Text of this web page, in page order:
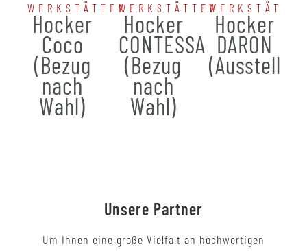
WERKSTÄTTEN
Hocker
Coco
(Bezug
nach
Wahl)
WERKSTÄTTEN
Hocker
CONTESSA
(Bezug
nach
Wahl)
Hocker
DARON
Unsere Partner
Um Ihnen eine große Vielfalt an hochwertigen